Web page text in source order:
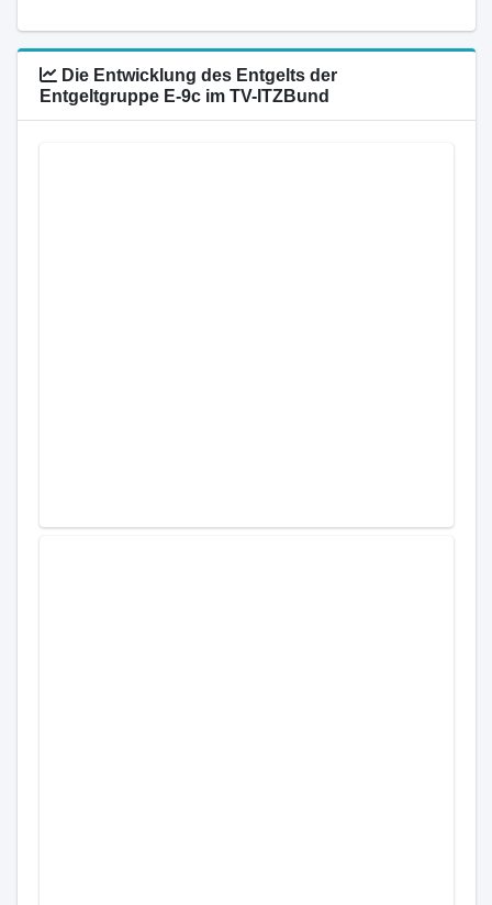
Die Entwicklung des Entgelts der
Entgeltgruppe E-9c im TV-ITZBund